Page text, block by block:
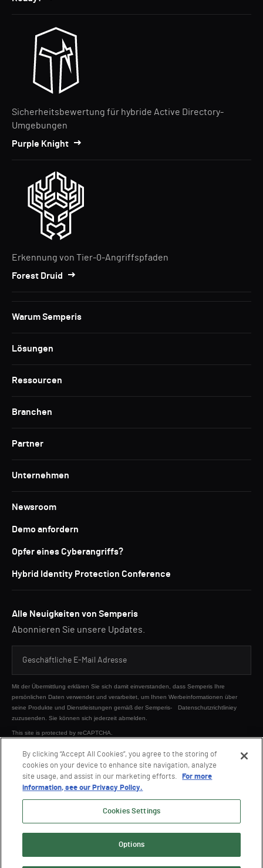
Sicherheitsbewertung für hybride Active Directory-
Umgebungen
Purple Knight
Erkennung von Tier-0-Angriffspfaden
Forest Druid
Warum Semperis
Lösungen
Ressourcen
Branchen
Partner
Unternehmen
Newsroom
Demo anfordern
Opfer eines Cyberangriffs?
Hybrid Identity Protection Conference
Alle Neuigkeiten von Semperis
Abonnieren Sie unsere Updates.
Mit der Übermittlung erklären Sie sich damit einverstanden, dass Semperis Ihre
persönlichen Daten verwendet und verarbeitet, um Ihnen Werbeinformationen über
seine Produkte und Dienstleistungen gemäß der Semperis-
Datenschutzrichtliniey
zuzusenden. Sie können sich jederzeit abmelden.
This site is protected by reCAPTCHA.
SENDEN
By clicking “Accept All Cookies”, you agree to the storing of
cookies on your device to enhance site navigation, analyze
site usage, and assist in our marketing efforts.
For more
information, see our Privacy Policy.
Cookies Settings
Options